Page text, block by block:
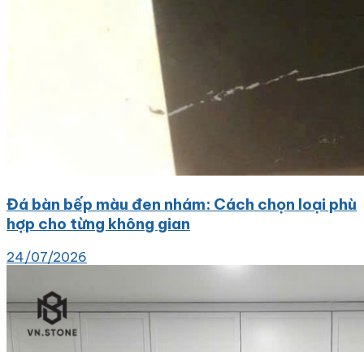
Đá bàn bếp màu đen nhám: Cách chọn loại phù
hợp cho từng không gian
24/07/2026